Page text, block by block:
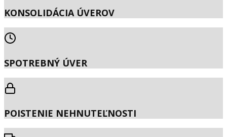
KONSOLIDÁCIA ÚVEROV
SPOTREBNÝ ÚVER
POISTENIE NEHNUTEĽNOSTI